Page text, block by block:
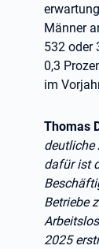
Männer
532 oder
0,3
im
Thomas
deutliche
dafür ist
Betriebe
2025